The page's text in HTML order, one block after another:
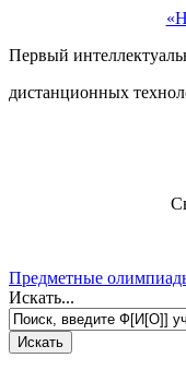
Первый
дистанционных
Предметные
Искать...